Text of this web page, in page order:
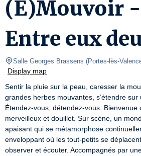
(É)Mouvoir -
Entre eux
Salle Georges Brassens (Portes-lès-
Display map
Sentir la pluie sur la peau, caresser la
grandes herbes mouvantes, s’étendre sur
Étendez‑vous, détendez‑vous.
merveilleux et douillet. Sur scène, un
apaisant qui se métamorphose
enveloppant où les tout‑petits se
observer et écouter. Accompagnés par